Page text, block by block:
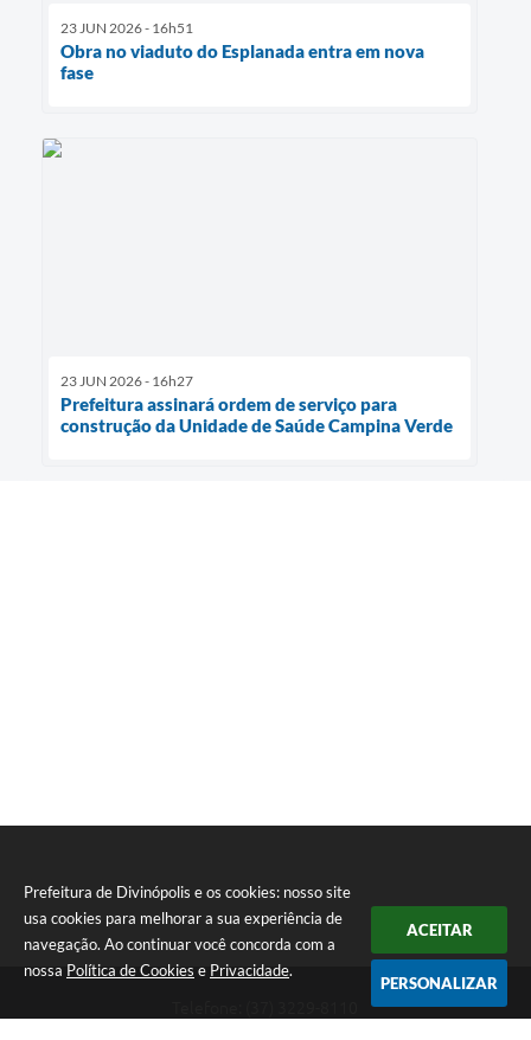
Prefeitura de Divinópolis e os cookies: nosso site
usa cookies para melhorar a sua experiência de
navegação. Ao continuar você concorda com a
nossa Política de Cookies e Privacidade.
ACEITAR
PERSONALIZAR
23 JUN 2026 - 16h51
Obra no viaduto do Esplanada entra em nova
fase
23 JUN 2026 - 16h27
Prefeitura assinará ordem de serviço para
construção da Unidade de Saúde Campina Verde